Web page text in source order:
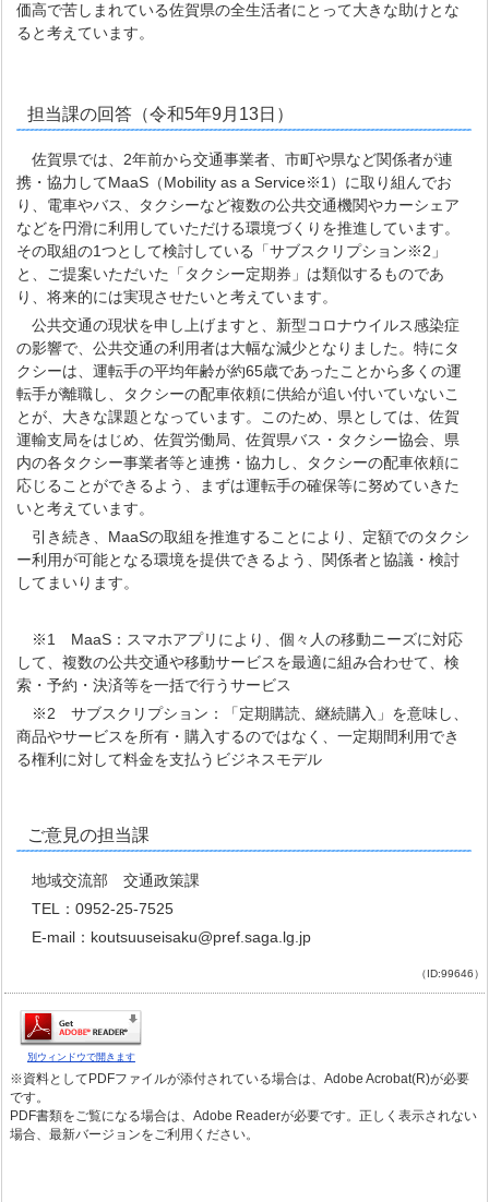
価高で苦しまれている佐賀県の全生活者にとって大きな助けとな
ると考えています。
担当課の回答（令和5年9月13日）
佐賀県では、2年前から交通事業者、市町や県など関係者が連
携・協力してMaaS（Mobility as a Service※1）に取り組んでお
り、電車やバス、タクシーなど複数の公共交通機関やカーシェア
などを円滑に利用していただける環境づくりを推進しています。
その取組の1つとして検討している「サブスクリプション※2」
と、ご提案いただいた「タクシー定期券」は類似するものであ
り、将来的には実現させたいと考えています。
公共交通の現状を申し上げますと、新型コロナウイルス感染症
の影響で、公共交通の利用者は大幅な減少となりました。特にタ
クシーは、運転手の平均年齢が約65歳であったことから多くの運
転手が離職し、タクシーの配車依頼に供給が追い付いていないこ
とが、大きな課題となっています。このため、県としては、佐賀
運輸支局をはじめ、佐賀労働局、佐賀県バス・タクシー協会、県
内の各タクシー事業者等と連携・協力し、タクシーの配車依頼に
応じることができるよう、まずは運転手の確保等に努めていきた
いと考えています。
引き続き、MaaSの取組を推進することにより、定額でのタクシ
ー利用が可能となる環境を提供できるよう、関係者と協議・検討
してまいります。
※1 MaaS：スマホアプリにより、個々人の移動ニーズに対応
して、複数の公共交通や移動サービスを最適に組み合わせて、検
索・予約・決済等を一括で行うサービス
※2 サブスクリプション：「定期購読、継続購入」を意味し、
商品やサービスを所有・購入するのではなく、一定期間利用でき
る権利に対して料金を支払うビジネスモデル
ご意見の担当課
地域交流部 交通政策課
TEL：0952-25-7525
E-mail：koutsuuseisaku@pref.saga.lg.jp
（ID:99646）
別ウィンドウで開きます
※資料としてPDFファイルが添付されている場合は、Adobe Acrobat(R)が必要
です。
PDF書類をご覧になる場合は、Adobe Readerが必要です。正しく表示されない
場合、最新バージョンをご利用ください。